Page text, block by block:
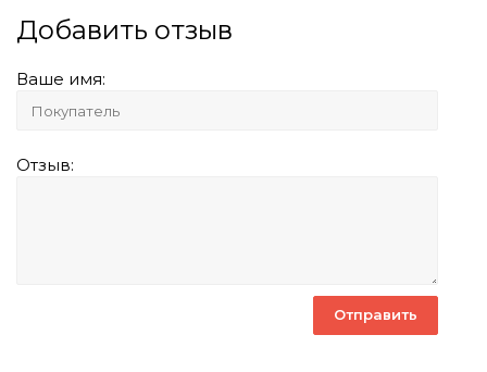
Добавить отзыв
Ваше имя:
Отзыв: